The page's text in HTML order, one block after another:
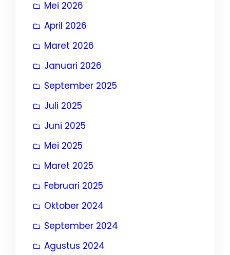
Mei 2026
April 2026
Maret 2026
Januari 2026
September 2025
Juli 2025
Juni 2025
Mei 2025
Maret 2025
Februari 2025
Oktober 2024
September 2024
Agustus 2024